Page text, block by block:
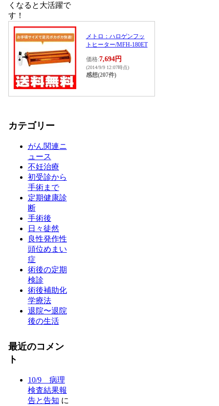
くなると大活躍で
す！
メトロ：ハロゲンフッ
トヒーター/MFH-180ET
価格:7,694円
(2014/9/9 12:07時点)
感想(207件)
カテゴリー
がん関連ニ
ュース
不妊治療
初受診から
手術まで
定期健康診
断
手術後
日々徒然
良性発作性
頭位めまい
症
術後の定期
検診
術後補助化
学療法
退院〜退院
後の生活
最近のコメン
ト
10/9 病理
検査結果報
告と告知 に